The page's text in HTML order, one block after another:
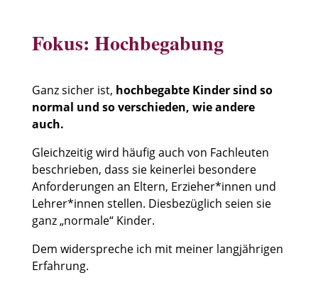
Fokus: Hochbegabung
Ganz sicher ist, hochbegabte Kinder sind so
normal und so verschieden, wie andere
auch.
Gleichzeitig wird häufig auch von Fachleuten
beschrieben, dass sie keinerlei besondere
Anforderungen an Eltern, Erzieher*innen und
Lehrer*innen stellen. Diesbezüglich seien sie
ganz „normale“ Kinder.
Dem widerspreche ich mit meiner langjährigen
Erfahrung.